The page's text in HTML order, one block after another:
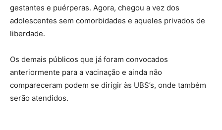
gestantes e puérperas. Agora, chegou a vez dos
adolescentes sem comorbidades e aqueles privados de
liberdade.
Os demais públicos que já foram convocados
anteriormente para a vacinação e ainda não
compareceram podem se dirigir às UBS’s, onde também
serão atendidos.